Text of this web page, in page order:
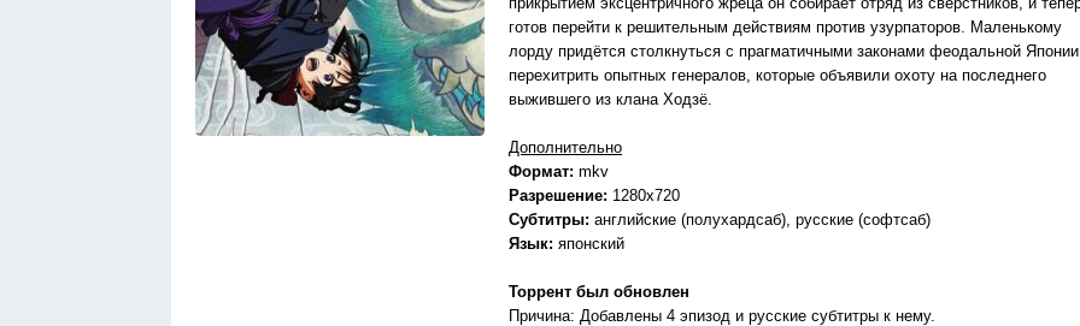
готов перейти к решительным действиям против узурпаторов. Маленькому
лорду придётся столкнуться с прагматичными законами феодальной
перехитрить опытных генералов, которые объявили охоту на последнего
выжившего из клана Ходзё.
Дополнительно
Формат: mkv
Разрешение: 1280x720
Субтитры: английские (полухардсаб), русские (софтсаб)
Язык: японский
Торрент был обновлен
Причина: Добавлены 4 эпизод и русские субтитры к нему.